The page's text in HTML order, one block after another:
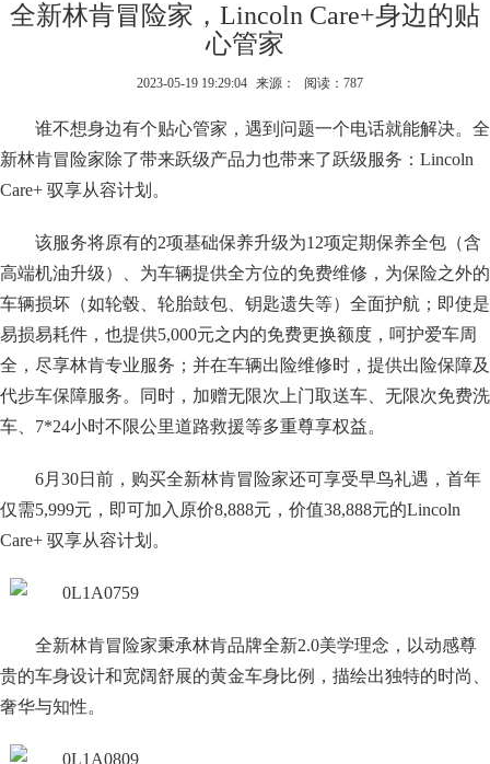
全新林肯冒险家，Lincoln Care+身边的贴
心管家
2023-05-19 19:29:04 来源： 阅读：787
谁不想身边有个贴心管家，遇到问题一个电话就能解决。全
新林肯冒险家除了带来跃级产品力也带来了跃级服务：Lincoln
Care+ 驭享从容计划。
该服务将原有的2项基础保养升级为12项定期保养全包（含
高端机油升级）、为车辆提供全方位的免费维修，为保险之外的
车辆损坏（如轮毂、轮胎鼓包、钥匙遗失等）全面护航；即使是
易损易耗件，也提供5,000元之内的免费更换额度，呵护爱车周
全，尽享林肯专业服务；并在车辆出险维修时，提供出险保障及
代步车保障服务。同时，加赠无限次上门取送车、无限次免费洗
车、7*24小时不限公里道路救援等多重尊享权益。
6月30日前，购买全新林肯冒险家还可享受早鸟礼遇，首年
仅需5,999元，即可加入原价8,888元，价值38,888元的Lincoln
Care+ 驭享从容计划。
全新林肯冒险家秉承林肯品牌全新2.0美学理念，以动感尊
贵的车身设计和宽阔舒展的黄金车身比例，描绘出独特的时尚、
奢华与知性。